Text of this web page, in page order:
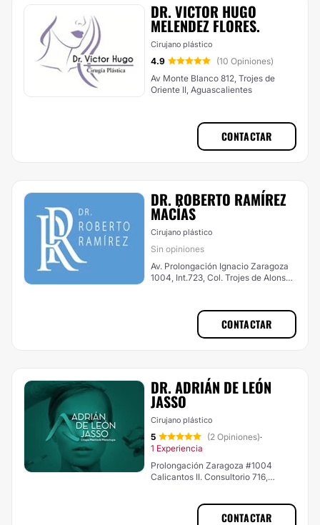
DR. VICTOR HUGO
MELENDEZ FLORES.
Cirujano plástico
4.9
(10 Opiniones)
Av Monte Blanco 812, Trojes de
Oriente II, Aguascalientes
CONTACTAR
DR. ROBERTO RAMÍREZ
MACÍAS
Cirujano plástico
Sin opiniones
Av. Prolongación Ignacio Zaragoza
1004, Int.723, Col. Trojes de Alonso,
CONTACTAR
DR. ADRIÁN DE LEÓN
JASSO
Cirujano plástico
5 (2 Opiniones)·
1 Experiencia
Prolongación Zaragoza #1004
Calicantos II. Consultorio 716,
CONTACTAR